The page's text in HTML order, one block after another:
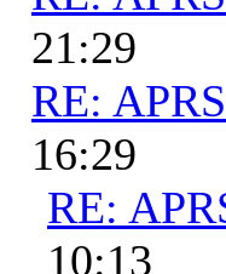
21:29
RE:
16:29
RE:
10:13